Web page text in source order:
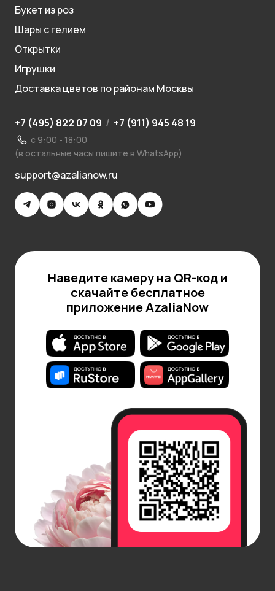
Букет из роз
Шары с гелием
Открытки
Игрушки
Доставка цветов по районам Москвы
+7 (495) 822 07 09 / +7 (911) 945 48 19
с 9:00 - 18:00
(в остальные часы пишите в WhatsApp)
support@azalianow.ru
Наведите камеру на QR-код и
скачайте бесплатное
приложение AzaliaNow